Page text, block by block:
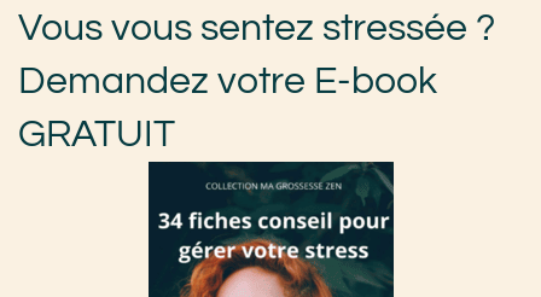
Vous vous sentez stressée ?
Demandez votre E-book
GRATUIT